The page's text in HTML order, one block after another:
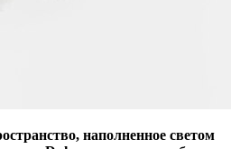
наполненное светом